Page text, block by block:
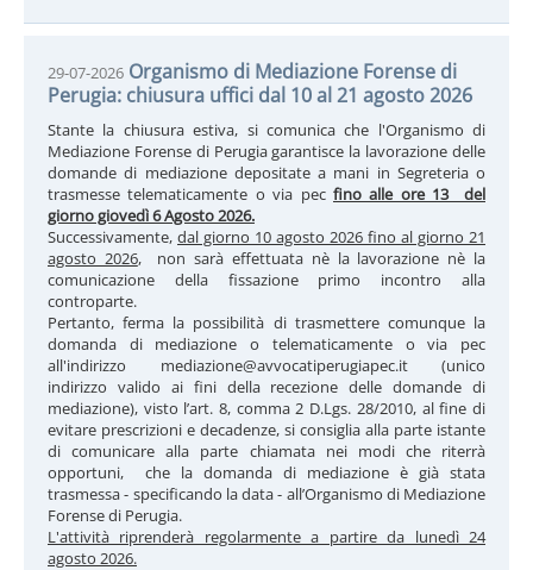
29-07-2026 Organismo di Mediazione Forense di
Perugia: chiusura uffici dal 10 al 21 agosto 2026
Stante la chiusura estiva, si comunica che l'Organismo di
Mediazione Forense di Perugia garantisce la lavorazione delle
domande di mediazione depositate a mani in Segreteria o
trasmesse telematicamente o via pec fino alle ore 13 del
giorno giovedì 6 Agosto 2026.
Successivamente, dal giorno 10 agosto 2026 fino al giorno 21
agosto 2026, non sarà effettuata nè la lavorazione nè la
comunicazione della fissazione primo incontro alla
controparte.
Pertanto, ferma la possibilità di trasmettere comunque la
domanda di mediazione o telematicamente o via pec
all'indirizzo mediazione@avvocatiperugiapec.it (unico
indirizzo valido ai fini della recezione delle domande di
mediazione), visto l’art. 8, comma 2 D.Lgs. 28/2010, al fine di
evitare prescrizioni e decadenze, si consiglia alla parte istante
di comunicare alla parte chiamata nei modi che riterrà
opportuni, che la domanda di mediazione è già stata
trasmessa - specificando la data - all’Organismo di Mediazione
Forense di Perugia.
L'attività riprenderà regolarmente a partire da lunedì 24
agosto 2026.